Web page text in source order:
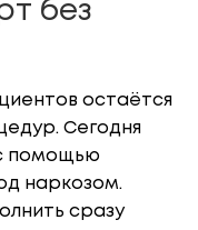
без
остаётся
Сегодня
помощью
наркозом.
сразу